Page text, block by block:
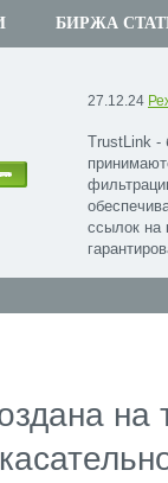
БИРЖА
27.12.24
TrustLink -
ссылок на
на